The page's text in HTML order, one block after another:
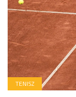
TENISZ